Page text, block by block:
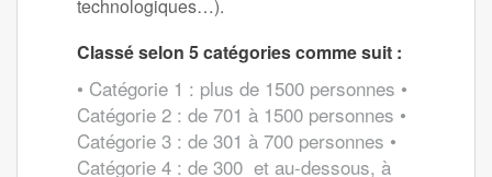
technologiques…).
Classé selon 5 catégories comme suit :
• Catégorie 1 : plus de 1500 personnes •
Catégorie 2 : de 701 à 1500 personnes •
Catégorie 3 : de 301 à 700 personnes •
Catégorie 4 : de 300 et au-dessous, à